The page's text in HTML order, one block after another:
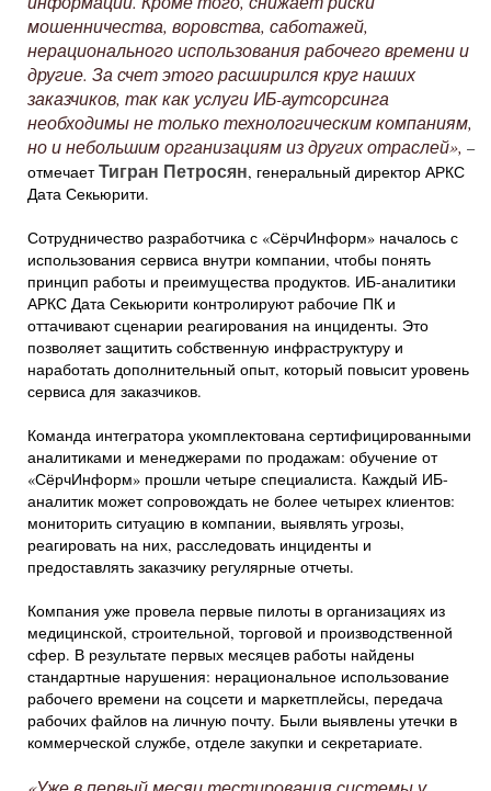
мошенничества, воровства, саботажей,
нерационального использования рабочего времени и
другие. За счет этого расширился круг наших
заказчиков, так как услуги ИБ-аутсорсинга
необходимы не только технологическим компаниям,
но и небольшим организациям из других отраслей», –
отмечаетТигран Петросян, генеральный директор АРКС
Дата Секьюрити.
Сотрудничество разработчика с «СёрчИнформ» началось с
использования сервиса внутри компании, чтобы понять
принцип работы и преимущества продуктов. ИБ-аналитики
АРКС Дата Секьюрити контролируют рабочие ПК и
оттачивают сценарии реагирования на инциденты. Это
позволяет защитить собственную инфраструктуру и
наработать дополнительный опыт, который повысит уровень
сервиса для заказчиков.
Команда интегратора укомплектована сертифицированными
аналитиками и менеджерами по продажам: обучение от
«СёрчИнформ» прошли четыре специалиста. Каждый ИБ-
аналитик может сопровождать не более четырех клиентов:
мониторить ситуацию в компании, выявлять угрозы,
реагировать на них, расследовать инциденты и
предоставлять заказчику регулярные отчеты.
Компания уже провела первые пилоты в организациях из
медицинской, строительной, торговой и производственной
сфер. В результате первых месяцев работы найдены
стандартные нарушения: нерациональное использование
рабочего времени на соцсети и маркетплейсы, передача
рабочих файлов на личную почту. Были выявлены утечки в
коммерческой службе, отделе закупки и секретариате.